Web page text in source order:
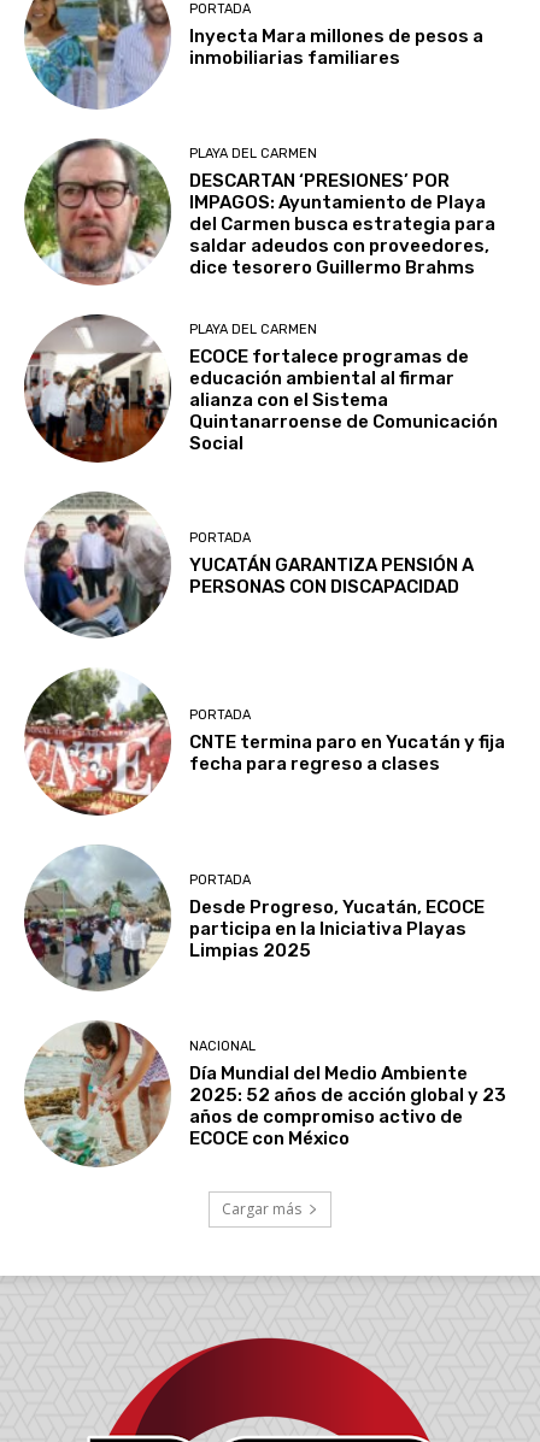
PORTADA
Inyecta Mara millones de pesos a
inmobiliarias familiares
PLAYA DEL CARMEN
DESCARTAN ‘PRESIONES’ POR
IMPAGOS: Ayuntamiento de Playa
del Carmen busca estrategia para
saldar adeudos con proveedores,
dice tesorero Guillermo Brahms
PLAYA DEL CARMEN
ECOCE fortalece programas de
educación ambiental al firmar
alianza con el Sistema
Quintanarroense de Comunicación
Social
PORTADA
YUCATÁN GARANTIZA PENSIÓN A
PERSONAS CON DISCAPACIDAD
PORTADA
CNTE termina paro en Yucatán y fija
fecha para regreso a clases
PORTADA
Desde Progreso, Yucatán, ECOCE
participa en la Iniciativa Playas
Limpias 2025
NACIONAL
Día Mundial del Medio Ambiente
2025: 52 años de acción global y 23
años de compromiso activo de
ECOCE con México
Cargar más